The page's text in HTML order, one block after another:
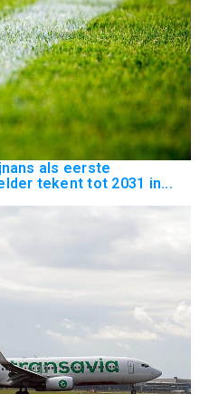
als eerste
tekent tot 2031 in...